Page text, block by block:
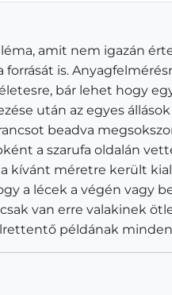
amit nem igazán
is.
bár lehet hogy
után az egyes
beadva
a szarufa oldalán
kívánt méretre került
a lécek a végén vagy
van erre valakinek
példának